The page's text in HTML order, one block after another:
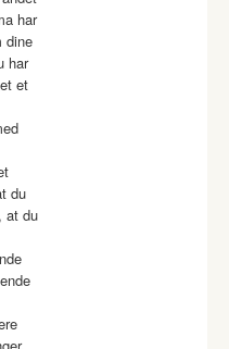
har
dine
har
et
du
at du